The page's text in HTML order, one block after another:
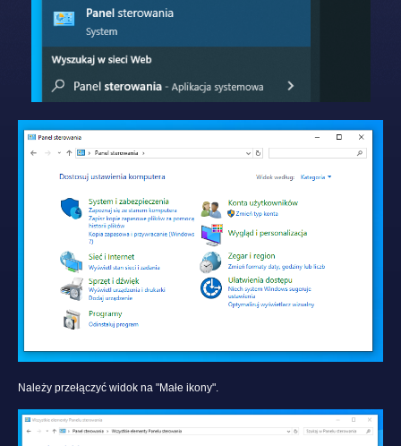
Należy przełączyć widok na "Małe ikony".